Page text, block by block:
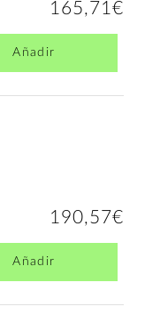
165,71€
Añadir
190,57€
Añadir